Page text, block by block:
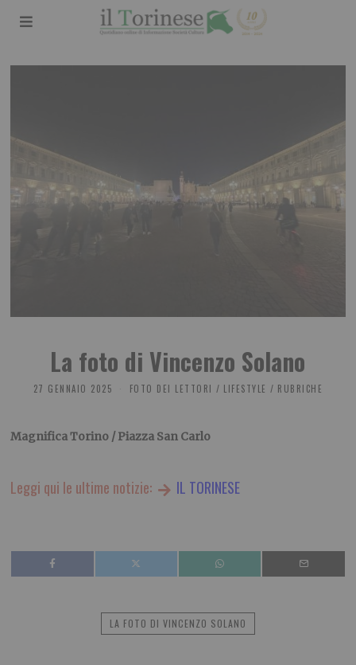
La foto di Vincenzo Solano
27 GENNAIO 2025 FOTO DEI LETTORI / LIFESTYLE / RUBRICHE
Magnifica Torino / Piazza San Carlo
Leggi qui le ultime notizie: IL TORINESE
LA FOTO DI VINCENZO SOLANO